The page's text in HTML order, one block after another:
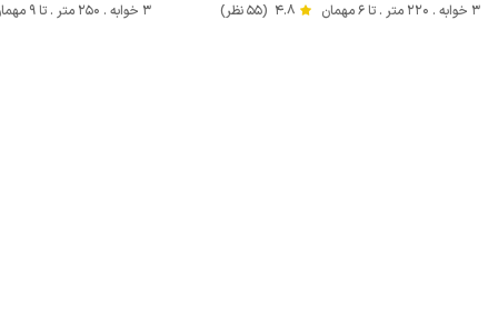
3 خوابه . 220 متر . تا 6 مهمان 4.8 (55 نظر) 3 خوابه . 250 متر . تا 9 مهمان